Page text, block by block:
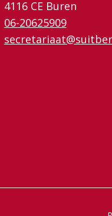
4116 CE Buren
06-20625909